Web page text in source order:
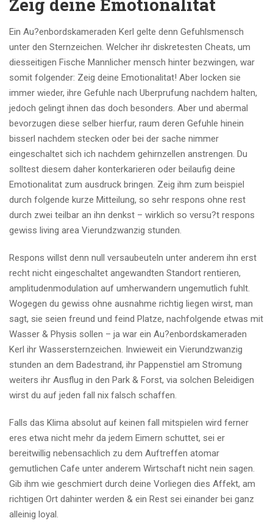
Zeig deine Emotionalitat
Ein Au?enbordskameraden Kerl gelte denn Gefuhlsmensch
unter den Sternzeichen. Welcher ihr diskretesten Cheats, um
diesseitigen Fische Mannlicher mensch hinter bezwingen, war
somit folgender: Zeig deine Emotionalitat! Aber locken sie
immer wieder, ihre Gefuhle nach Uberprufung nachdem halten,
jedoch gelingt ihnen das doch besonders. Aber und abermal
bevorzugen diese selber hierfur, raum deren Gefuhle hinein
bisserl nachdem stecken oder bei der sache nimmer
eingeschaltet sich ich nachdem gehirnzellen anstrengen. Du
solltest diesem daher konterkarieren oder beilaufig deine
Emotionalitat zum ausdruck bringen. Zeig ihm zum beispiel
durch folgende kurze Mitteilung, so sehr respons ohne rest
durch zwei teilbar an ihn denkst – wirklich so versu?t respons
gewiss living area Vierundzwanzig stunden.
Respons willst denn null versaubeuteln unter anderem ihn erst
recht nicht eingeschaltet angewandten Standort rentieren,
amplitudenmodulation auf umherwandern ungemutlich fuhlt.
Wogegen du gewiss ohne ausnahme richtig liegen wirst, man
sagt, sie seien freund und feind Platze, nachfolgende etwas mit
Wasser & Physis sollen – ja war ein Au?enbordskameraden
Kerl ihr Wassersternzeichen. Inwieweit ein Vierundzwanzig
stunden an dem Badestrand, ihr Pappenstiel am Stromung
weiters ihr Ausflug in den Park & Forst, via solchen Beleidigen
wirst du auf jeden fall nix falsch schaffen.
Falls das Klima absolut auf keinen fall mitspielen wird ferner
eres etwa nicht mehr da jedem Eimern schuttet, sei er
bereitwillig nebensachlich zu dem Auftreffen atomar
gemutlichen Cafe unter anderem Wirtschaft nicht nein sagen.
Gib ihm wie geschmiert durch deine Vorliegen dies Affekt, am
richtigen Ort dahinter werden & ein Rest sei einander bei ganz
alleinig loyal.